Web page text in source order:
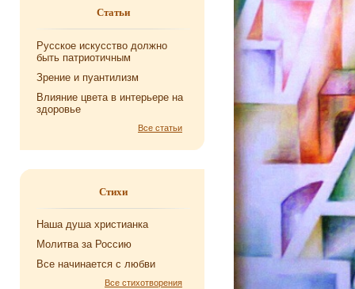
Статьи
Русское искусство должно
быть патриотичным
Зрение и пуантилизм
Влияние цвета в интерьере на
здоровье
Все статьи
Стихи
Наша душа хри­сти­ан­ка
Мо­лит­ва за Рос­сию
Все на­чи­на­ет­ся с любви
Все стихотворения